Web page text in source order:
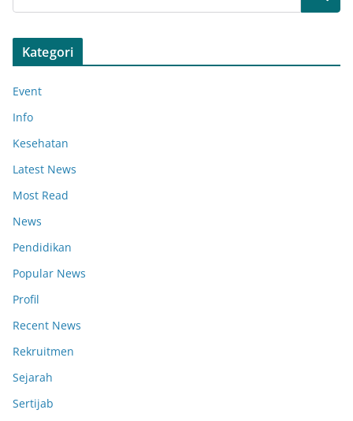
Kategori
Event
Info
Kesehatan
Latest News
Most Read
News
Pendidikan
Popular News
Profil
Recent News
Rekruitmen
Sejarah
Sertijab